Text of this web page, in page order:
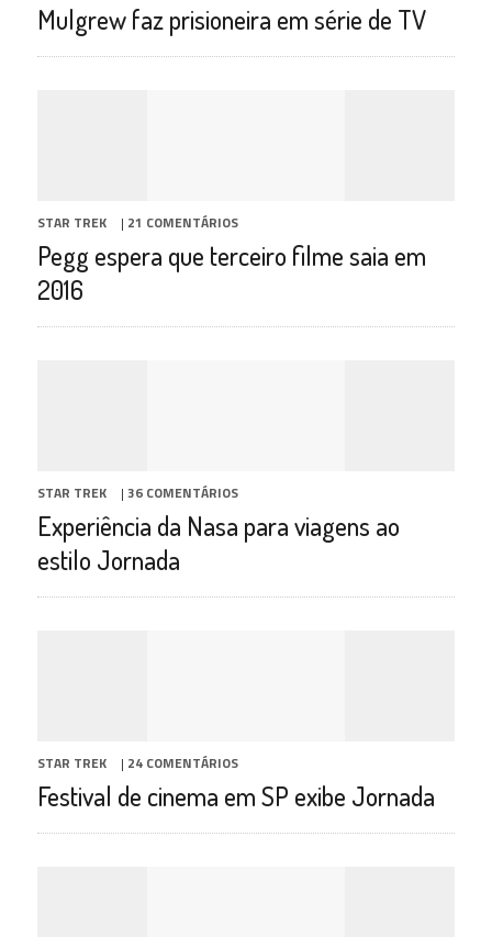
Mulgrew faz prisioneira em série de TV
STAR TREK | 21 COMENTÁRIOS
Pegg espera que terceiro filme saia em
2016
STAR TREK | 36 COMENTÁRIOS
Experiência da Nasa para viagens ao
estilo Jornada
STAR TREK | 24 COMENTÁRIOS
Festival de cinema em SP exibe Jornada